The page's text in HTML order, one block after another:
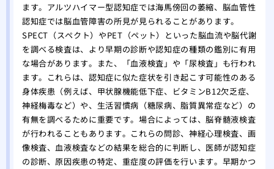
ます。アルツハイマー型認知症では海馬傍回の萎縮、脳血管性
認知症では脳血管障害の所見が見られることがあります。
SPECT（スペクト）やPET（ペット）といった脳血流や脳代謝
を調べる検査は、より早期の診断や認知症の種類の鑑別に有用
な場合があります。また、「血液検査」や「尿検査」も行われ
ます。これらは、認知症に似た症状を引き起こす可能性のある
身体疾患（例えば、甲状腺機能低下症、ビタミンB12欠乏症、
神経梅毒など）や、生活習慣病（糖尿病、脂質異常症など）の
有無を調べるために重要です。場合によっては、脳脊髄液検査
が行われることもあります。これらの問診、神経心理検査、画
像検査、血液検査などの結果を総合的に判断し、医師が認知症
の診断、原因疾患の特定、重症度の評価を行います。早期かつ